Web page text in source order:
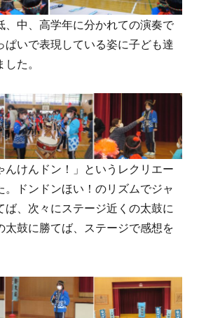
、中、高学年に分かれての演奏で
ぱいで表現している姿に子ども達
た。
んけんドン！」というレクリエー
。ドンドンほい！のリズムでジャ
ば、次々にステージ近くの太鼓に
太鼓に勝てば、ステージで感想を